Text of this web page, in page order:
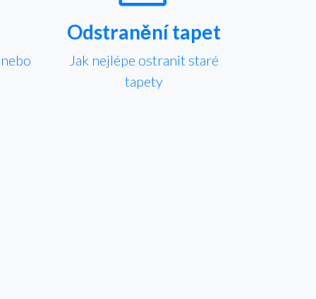
Odstranění tapet
Jak nejlépe ostranit staré
tapety